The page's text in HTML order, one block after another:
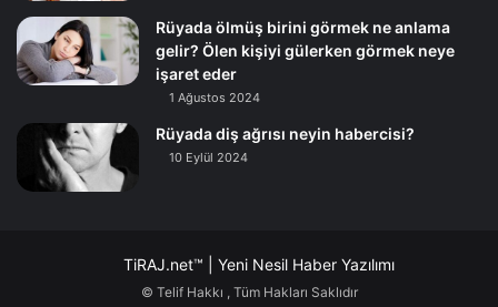
Rüyada ölmüş birini görmek ne anlama
gelir? Ölen kişiyi gülerken görmek neye
işaret eder
1 Ağustos 2024
Rüyada diş ağrısı neyin habercisi?
10 Eylül 2024
TiRAJ.net™ | Yeni Nesil Haber Yazılımı
© Telif Hakkı , Tüm Hakları Saklıdır